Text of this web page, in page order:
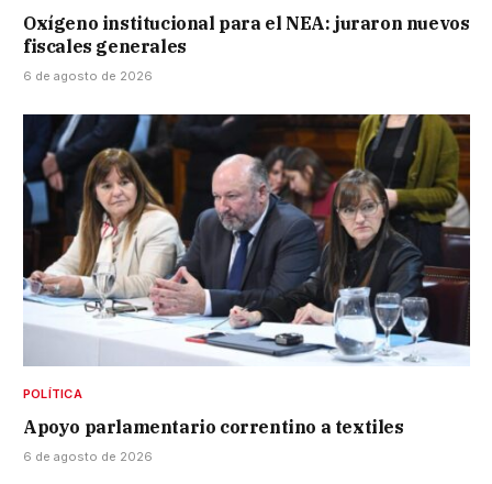
Oxígeno institucional para el NEA: juraron nuevos
fiscales generales
6 de agosto de 2026
POLÍTICA
Apoyo parlamentario correntino a textiles
6 de agosto de 2026